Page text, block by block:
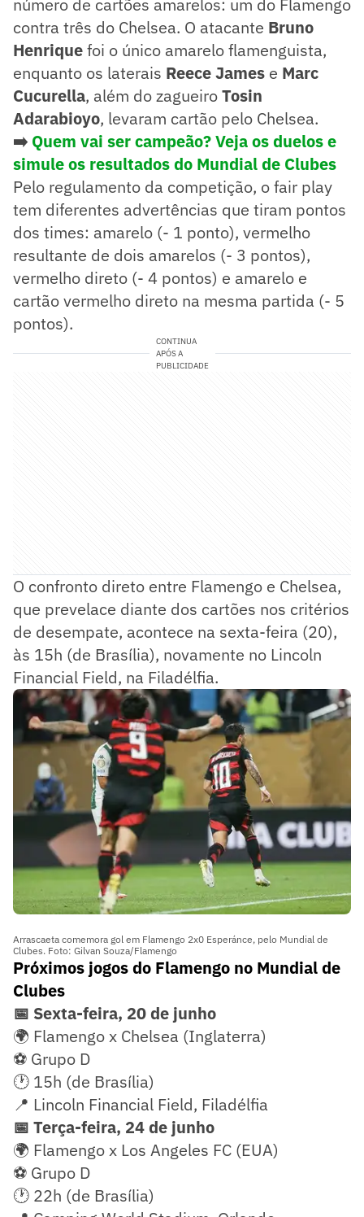
número de cartões amarelos: um do Flamengo
contra três do Chelsea. O atacante Bruno
Henriquefoi o único amarelo flamenguista,
enquanto os laterais Reece James e Marc
Cucurella, além do zagueiroTosin
Adarabioyo, levaram cartão pelo Chelsea.
➡️ Quem vai ser campeão? Veja os duelos e
simule os resultados do Mundial de Clubes
Pelo regulamento da competição, o fair play
tem diferentes advertências que tiram pontos
dos times: amarelo (- 1 ponto), vermelho
resultante de dois amarelos (- 3 pontos),
vermelho direto (- 4 pontos) e amarelo e
cartão vermelho direto na mesma partida (- 5
pontos).
CONTINUA
APÓS A
PUBLICIDADE
O confronto direto entre Flamengo e Chelsea,
que prevelace diante dos cartões nos critérios
de desempate, acontece na sexta-feira (20),
às 15h (de Brasília), novamente no Lincoln
Financial Field, na Filadélfia.
Arrascaeta comemora gol em Flamengo 2x0 Esperánce, pelo Mundial de
Clubes. Foto: Gilvan Souza/Flamengo
Próximos jogos do Flamengo no Mundial de
Clubes
📅 Sexta-feira, 20 de junho
🌍 Flamengo x Chelsea (Inglaterra)
⚽ Grupo D
🕐 15h (de Brasília)
📍 Lincoln Financial Field, Filadélfia
📅 Terça-feira, 24 de junho
🌍 Flamengo x Los Angeles FC (EUA)
⚽ Grupo D
🕐 22h (de Brasília)